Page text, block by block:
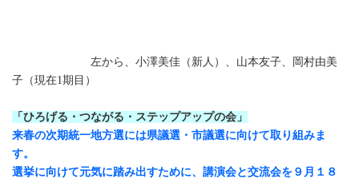
左から、小澤美佳（新人）、山本友子、岡村由美
子（現在1期目）
「ひろげる・つながる・ステップアップの会」
来春の次期統一地方選には県議選・市議選に向けて取り組みま
す。
選挙に向けて元気に踏み出すために、講演会と交流会を ９月１８